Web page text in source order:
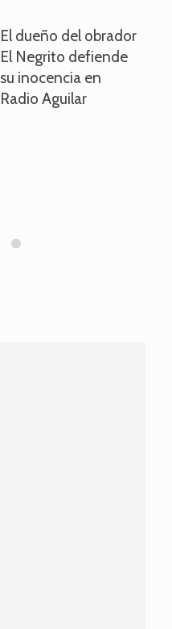
El dueño del obrador
El Negrito defiende
su inocencia en
Radio Aguilar
2